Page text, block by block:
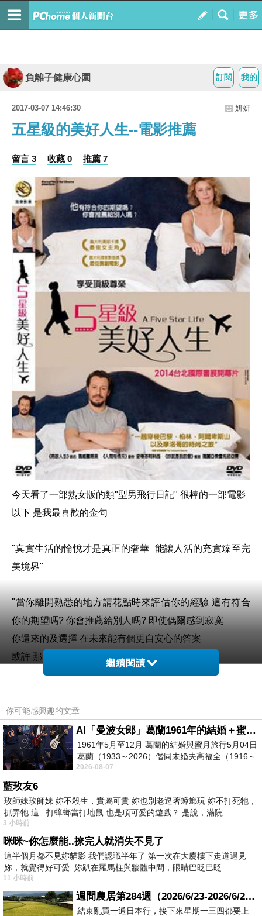
我的
訂閱
負離子健康心園
2017-03-07 14:46:30 妍妍
五星級的美好人生--電影推薦
留言 3 收藏 0 推薦 7
今天看了一部熟女版的類"型男飛行日記" 很棒的一部電影
以下 是我最喜歡的金句
"真實生活的惀悅才是真正的奢華 能讓人活的充實臻至完
美境界"
"當你離開熟悉的地方請花點時來評估你的經驗 這有符合
你的期望嗎? 你會推薦給別人嗎? 即使偶爾感到寂寞
你還來的及選擇 在未來能有個更自安心的答案
或許 那適合家庭的需求
但要謹記在心 快樂和幸福完全是很個人的概念 對某些人來
相信你的直覺 這是你的旅程 路線由你掌握 祝你一路順風!"
短短不到二個小時 電影很清楚明白刻畫女主角的心情轉折
當你的生活只剩工作 內心空虛時 那是再多再好的物質享受
繼續閱讀
你可能感興趣的文章
AI「曼波女郎」葛蘭1961年的結婚＋蜜月旅行 #戀上老電影 #葛蘭 #粟子
1961年5月至12月 葛蘭的結婚與蜜月旅行5月04日
葛蘭（1933～2026）偕同未婚夫高福全（1916～
2004）乘郵輪赴倫敦6月15日於英國倫敦St.S
2026-08-07
藍玫友6
玫師妹玫師妹 妳不殺生，實屬可貴 妳也別老逗著蟑螂玩 妳不打死牠，
抓弄牠 這...打蟑螂當打地鼠 也是項可愛的遊戲？ 是說，滿院
3 小時前
咪咪~你怎麼能..撩完人就消失不見了
這半個月都不見妳貓影 我們認識半年了 第一次在大廈樓下走道遇見
妳，就覺得好可愛..妳趴在羅馬柱與牆體中間，眼睛巴眨巴眨
11 小時前
週間農居第284週（2026/6/23-2026/6/24) 夏至 金黃稻浪洋溢豐收喜悅
結束亂買一通日本行，接下來星期一三四都要上